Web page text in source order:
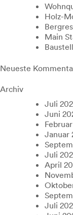
Holz-
Main
Neueste
Archiv
Juli
Juni
Januar
Juli
April
Juli